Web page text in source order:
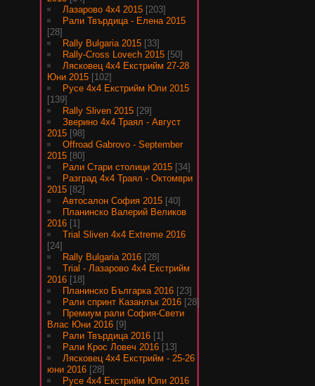
Лазарово 4х4 2015 [203]
Рали Твърдица - Елена 2015
[28]
Rally Bulgaria 2015 [33]
Rally-Cross Lovech 2015 [50]
Лясковец 4х4 Екстрийм 27-28
Юни 2015 [102]
Русе 4х4 Екстрийм Юли 2015
[139]
Rally Sliven 2015 [29]
Зверино 4х4 Траял - Август
2015 [98]
Offroad Gabrovo - September
2015 [80]
Рали Стари столици 2015 [34]
Разград 4х4 Траял - Октомври
2015 [82]
Автосалон София 2015 [40]
Планинско Валерий Великов
2016 [1]
Trial Sliven 4x4 Extreme 2016
[24]
Rally Bulgaria 2016 [28]
Trial - Лазарово 4х4 Екстрийм
2016 [18]
Планинско Българка 2016 [23]
Рали спринт Казанлък 2016 [28]
Премиум рали София-Свети
Влас Юни 2016 [9]
Рали Твърдица 2016 [1]
Рали Крос Ловеч 2016 [13]
Лясковец 4х4 Екстрийм - 25-26
юни 2016 [28]
Русе 4х4 Екстрийм Юли 2016